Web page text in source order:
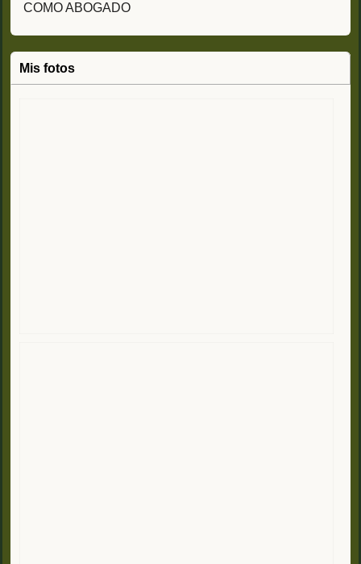
COMO ABOGADO
Mis fotos